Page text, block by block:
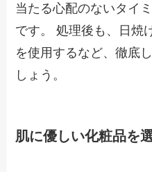
当たる心配のないタイ
です。 処理後も、日焼
を使用するなど、徹底
しょう。
肌に優しい化粧品を